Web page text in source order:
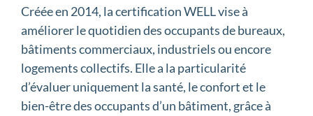
Créée en 2014, la certification WELL vise à
améliorer le quotidien des occupants de bureaux,
bâtiments commerciaux, industriels ou encore
logements collectifs. Elle a la particularité
d’évaluer uniquement la santé, le confort et le
bien-être des occupants d’un bâtiment, grâce à